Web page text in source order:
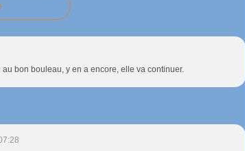
bon bouleau, y en a encore, elle va continuer.